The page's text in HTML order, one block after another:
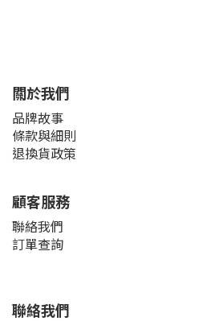
關於我們
品牌故事
條款與細則
退換貨政策
顧客服務
聯絡我們
訂單查詢
聯絡我們